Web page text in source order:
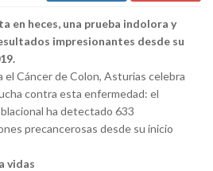
en heces, una prueba indolora y
impresionantes desde su
el Cáncer de Colon, Asturias celebra
contra esta enfermedad: el
ha detectado 633
precancerosas desde su inicio
vidas